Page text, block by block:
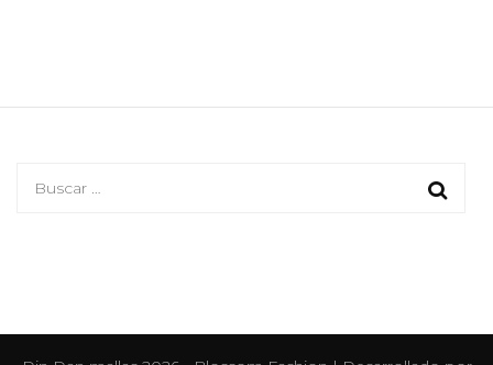
Buscar: